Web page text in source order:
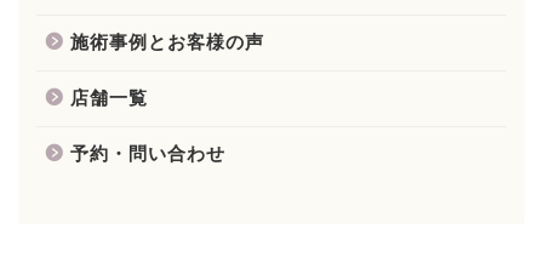
施術事例とお客様の声
店舗一覧
予約・問い合わせ